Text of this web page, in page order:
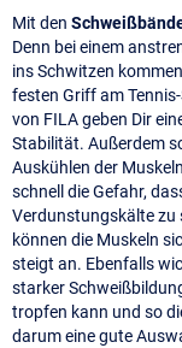
Mit den
Denn bei einem
ins Schwitzen
festen Griff am
von FILA geben Dir
Stabilität. Außerdem
Auskühlen der
schnell die Gefahr,
Verdunstungskälte zu
können die Muskeln
steigt an. Ebenfalls
starker
tropfen kann und so
darum eine gute